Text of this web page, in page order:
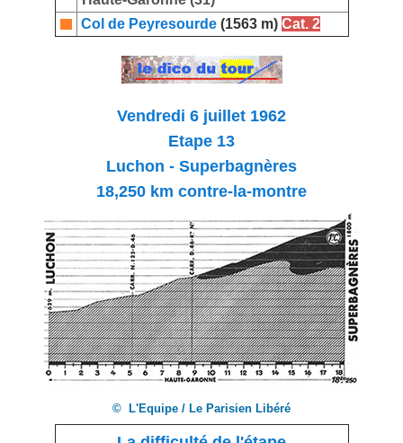
Col de Peyresourde(1563 m) Cat. 2
Vendredi 6 juillet 1962
Etape 13
Luchon - Superbagnères
18,250 km contre-la-montre
© L'Equipe / Le Parisien Libéré